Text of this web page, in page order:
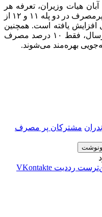
وی اضافه کرد: بر اساس مصوبه ۲۰ آبان هیات وزیران، تعرفه هر
متر مکعب گاز برای مشترکان بسیار پرمصرف‌ در دو پله ۱۱ و ۱۲ از
به ۱۱۵ هزار ریال افزایش یافته است. همچنین
مشترکانی که بتوانند در مقایسه با پارسال، فقط ۱۰ درصد مصرف
بهره‌مند می‌شوند.
مشترکان پر مصرف
‫رددیت ‫VKontakte